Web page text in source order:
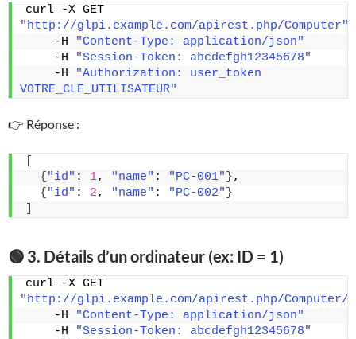
"http://glpi.example.com/apirest.php/Computer"
    -H
"Content-Type: application/json"
    -H
"Session-Token: abcdefgh12345678"
    -H
"Authorization: user_token
VOTRE_CLE_UTILISATEUR"
👉 Réponse :
{ "id" : 1, "name" : "PC-001" },
{ "id" : 2, "name" : "PC-002" }
🟢 3. Détails d’un ordinateur (ex: ID = 1)
"http://glpi.example.com/apirest.php/Computer/
    -H
"Content-Type: application/json"
    -H
"Session-Token: abcdefgh12345678"